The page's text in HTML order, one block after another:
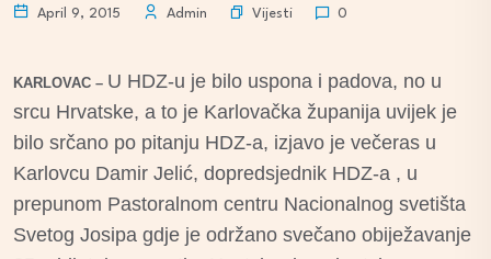
April 9, 2015 Admin Vijesti 0
KARLOVAC – U HDZ-u je bilo uspona i padova, no u
srcu Hrvatske, a to je Karlovačka županija uvijek je
bilo srčano po pitanju HDZ-a, izjavo je večeras u
Karlovcu Damir Jelić, dopredsjednik HDZ-a , u
prepunom Pastoralnom centru Nacionalnog svetišta
Svetog Josipa gdje je održano svečano obiježavanje